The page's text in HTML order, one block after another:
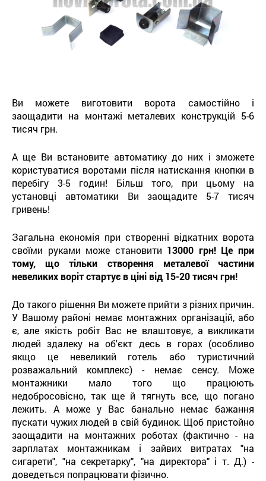
Ви можете виготовити ворота самостійно і
заощадити на монтажі металевих конструкцій 5-6
тисяч грн.
А ще Ви встановите автоматику до них і зможете
користуватися воротами після натискання кнопки в
перебігу 3-5 годин! Більш того, при цьому на
установці автоматики Ви заощадите 5-7 тисяч
гривень!
Загальна економія при створенні відкатних ворота
своїми руками може становити 13000 грн! Це при
тому, що тільки створення металевої частини
невеликих воріт стартує в ціні від 15-20 тисяч грн!
До такого рішення Ви можете прийти з різних причин.
У Вашому районі немає монтажних організацій, або
є, але якість робіт Вас не влаштовує, а викликати
людей здалеку на об'єкт десь в горах (особливо
якщо це невеликий готель або туристичний
розважальний комплекс) - немає сенсу. Може
монтажники мало того що працюють
недобросовісно, ​​так ще й тягнуть все, що погано
лежить. А може у Вас банально немає бажання
пускати чужих людей в свій будинок. Щоб пристойно
заощадити на монтажних роботах (фактично - на
зарплатах монтажникам і зайвих витратах "на
сигарети", "на секретарку", "на директора" і т. Д.) -
доведеться попрацювати фізично.